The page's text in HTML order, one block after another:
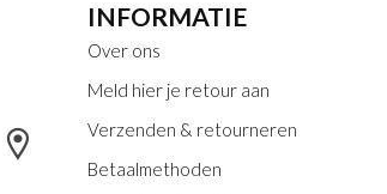
INFORMATIE
Over ons
Meld hier je retour aan
Verzenden & retourneren
Betaalmethoden